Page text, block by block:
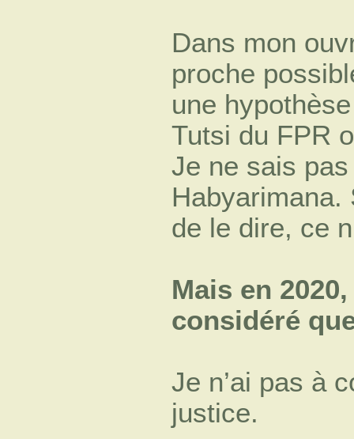
Dans mon
proche
une
Tutsi du FPR
Je ne sais
Habyarimana.
de le dire, ce
Mais en
considéré
Je n’ai pas à
justice.